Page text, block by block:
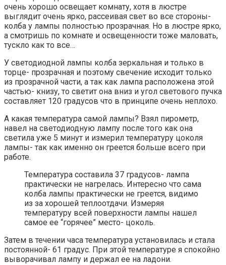
очень хорошо освещает комнату, хотя в люстре
выглядит очень ярко, рассеивая свет во все стороны-
колба у лампы полностью прозрачная. Но в люстре ярко,
а смотришь по комнате и освещенности тоже маловать,
тускло как то все…
У светодиодной лампы колба зеркальная и только в
торце- прозрачная и поэтому свечение исходит только
из прозрачной части, а так как лампа расположена этой
частью- книзу, то светит она вниз и угол светового пучка
составляет 120 градусов что в принципе очень неплохо.
А какая температура самой лампы? Взял пирометр,
навел на светодиодную лампу после того как она
светила уже 5 минут и измерил температуру цоколя
лампы- так как именно он греется больше всего при
работе.
Температура составила 37 градусов- лампа
практически не нагрелась. Интересно что сама
колба лампы практически не греется, видимо
из за хорошей теплоотдачи. Измеряя
температуру всей поверхности лампы нашел
самое ее “горячее” место- цоколь.
Затем в течении часа температура установилась и стала
постоянной- 61 градус. При этой температуре я спокойно
выворачивал лампу и держал ее на ладони.